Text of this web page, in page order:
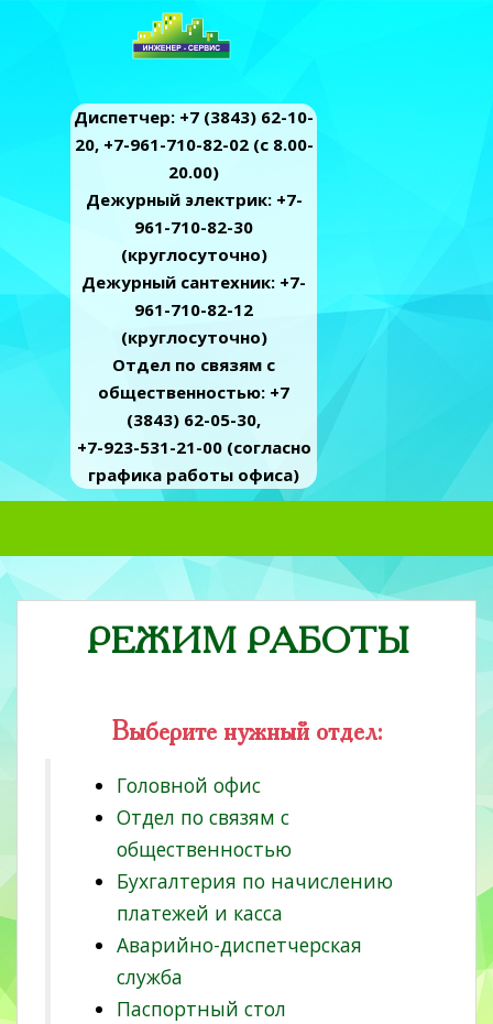
Диспетчер: +7 (3843) 62-10-
20, +7-961-710-82-02 (c 8.00-
20.00)
Дежурный электрик: +7-
961-710-82-30
(круглосуточно)
Дежурный сантехник: +7-
961-710-82-12
(круглосуточно)
Отдел по связям с
общественностью: +7
(3843) 62-05-30,
+7-923-531-21-00 (согласно
графика работы офиса)
i
n
t
РЕЖИМ РАБОТЫ
Выберите нужный отдел:
Головной офис
Отдел по связям с
общественностью
Бухгалтерия по начислению
платежей и касса
Аварийно-диспетчерская
служба
Паспортный стол